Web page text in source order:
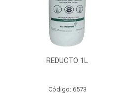
REDUCTO 1L
Código: 6573